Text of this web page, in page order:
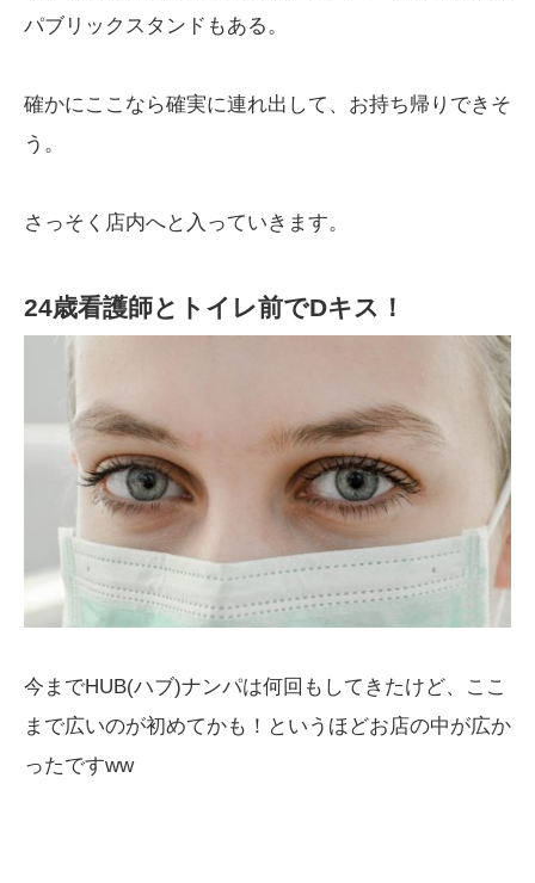
パブリックスタンドもある。
確かにここなら確実に連れ出して、お持ち帰りできそ
う。
さっそく店内へと入っていきます。
24歳看護師とトイレ前でDキス！
今までHUB(ハブ)ナンパは何回もしてきたけど、ここ
まで広いのが初めてかも！というほどお店の中が広か
ったですww